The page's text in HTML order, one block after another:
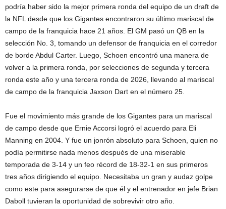
podría haber sido la mejor primera ronda del equipo de un draft de
la NFL desde que los Gigantes encontraron su último mariscal de
campo de la franquicia hace 21 años. El GM pasó un QB en la
selección No. 3, tomando un defensor de franquicia en el corredor
de borde Abdul Carter. Luego, Schoen encontró una manera de
volver a la primera ronda, por selecciones de segunda y tercera
ronda este año y una tercera ronda de 2026, llevando al mariscal
de campo de la franquicia Jaxson Dart en el número 25.
Fue el movimiento más grande de los Gigantes para un mariscal
de campo desde que Ernie Accorsi logró el acuerdo para Eli
Manning en 2004. Y fue un jonrón absoluto para Schoen, quien no
podía permitirse nada menos después de una miserable
temporada de 3-14 y un feo récord de 18-32-1 en sus primeros
tres años dirigiendo el equipo. Necesitaba un gran y audaz golpe
como este para asegurarse de que él y el entrenador en jefe Brian
Daboll tuvieran la oportunidad de sobrevivir otro año.